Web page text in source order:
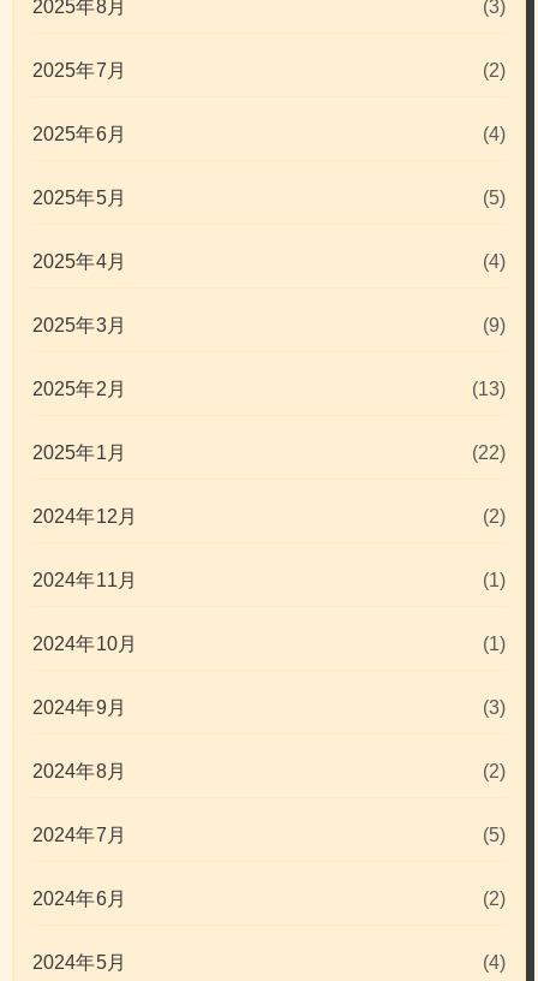
2025年8月 (3)
2025年7月 (2)
2025年6月 (4)
2025年5月 (5)
2025年4月 (4)
2025年3月 (9)
2025年2月 (13)
2025年1月 (22)
2024年12月 (2)
2024年11月 (1)
2024年10月 (1)
2024年9月 (3)
2024年8月 (2)
2024年7月 (5)
2024年6月 (2)
2024年5月 (4)